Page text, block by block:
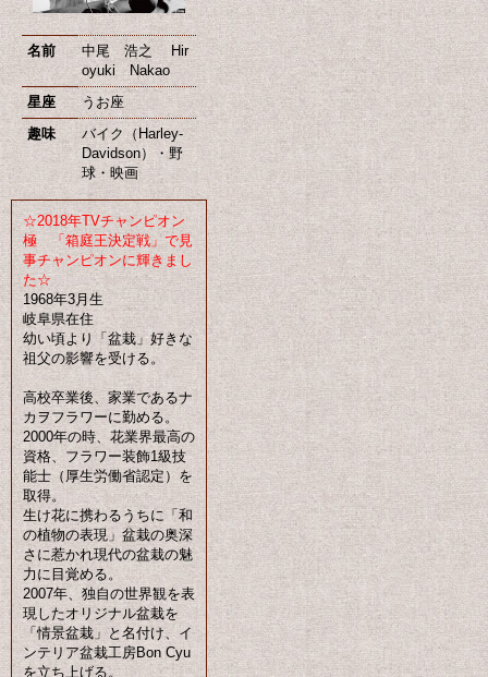
名前
中尾 浩之 Hir
oyuki Nakao
星座
うお座
趣味
バイク（Harley-
Davidson）・野
球・映画
☆2018年TVチャンピオン
極 「箱庭王決定戦」で見
事チャンピオンに輝きまし
た☆
1968年3月生
岐阜県在住
幼い頃より「盆栽」好きな
祖父の影響を受ける。
高校卒業後、家業であるナ
カヲフラワーに勤める。
2000年の時、花業界最高の
資格、フラワー装飾1級技
能士（厚生労働省認定）を
取得。
生け花に携わるうちに「和
の植物の表現」盆栽の奥深
さに惹かれ現代の盆栽の魅
力に目覚める。
2007年、独自の世界観を表
現したオリジナル盆栽を
「情景盆栽」と名付け、イ
ンテリア盆栽工房Bon Cyu
を立ち上げる。